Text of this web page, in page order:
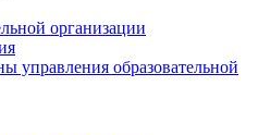
организации
управления образовательной